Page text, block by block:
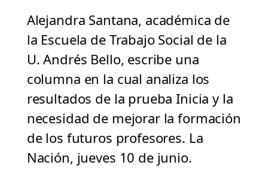
Alejandra Santana, académica de
la Escuela de Trabajo Social de la
U. Andrés Bello, escribe una
columna en la cual analiza los
resultados de la prueba Inicia y la
necesidad de mejorar la formación
de los futuros profesores. La
Nación, jueves 10 de junio.